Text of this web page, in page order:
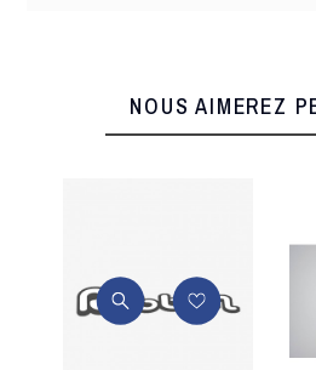
NOUS AIMEREZ